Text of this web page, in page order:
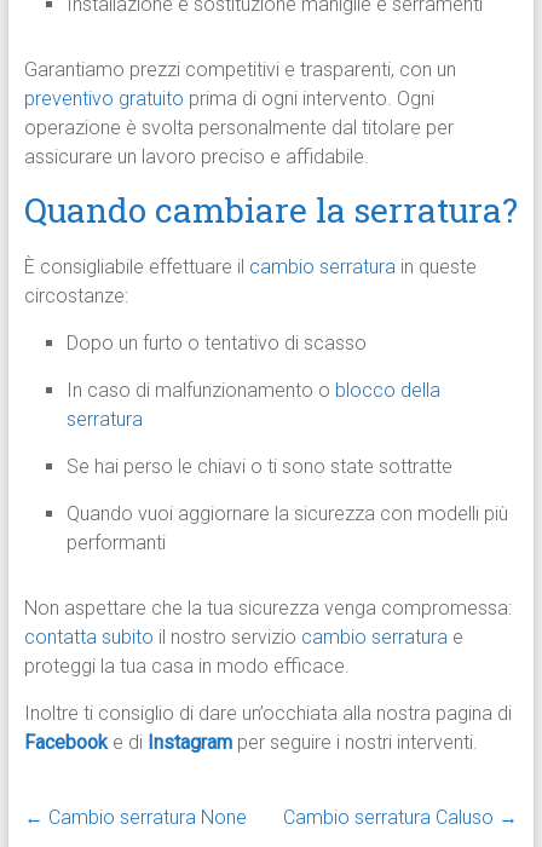
Garantiamo prezzi competitivi e trasparenti, con un
preventivo gratuito prima di ogni intervento. Ogni
operazione è svolta personalmente dal titolare per
assicurare un lavoro preciso e affidabile.
Quando cambiare la serratura?
È consigliabile effettuare il cambio serraturain queste
circostanze:
Dopo un furto o tentativo di scasso
In caso di malfunzionamento o blocco della
serratura
Se hai perso le chiavi o ti sono state sottratte
Quando vuoi aggiornare la sicurezza con modelli più
performanti
Non aspettare che la tua sicurezza venga compromessa:
contatta subito il nostro servizio cambio serraturae
proteggi la tua casa in modo efficace.
Inoltre ti consiglio di dare un’occhiata alla nostra pagina di
Facebook e di Instagram per seguire i nostri interventi.
← Cambio serratura None Cambio serratura Caluso →